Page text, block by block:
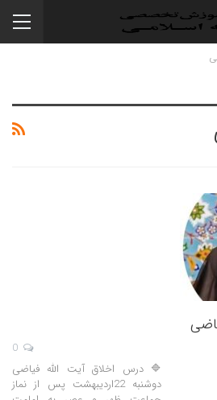
🔷 درس اخلاق آیت الله فیاضی
دوشنبه 22اردیبهشت پس از نماز